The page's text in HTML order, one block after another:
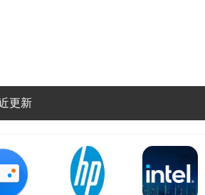
更新